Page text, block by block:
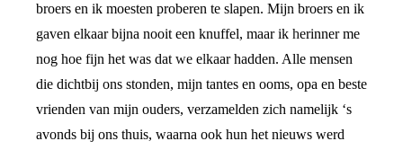
broers en ik moesten proberen te slapen. Mijn broers en ik
gaven elkaar bijna nooit een knuffel, maar ik herinner me
nog hoe fijn het was dat we elkaar hadden. Alle mensen
die dichtbij ons stonden, mijn tantes en ooms, opa en beste
vrienden van mijn ouders, verzamelden zich namelijk ‘s
avonds bij ons thuis, waarna ook hun het nieuws werd